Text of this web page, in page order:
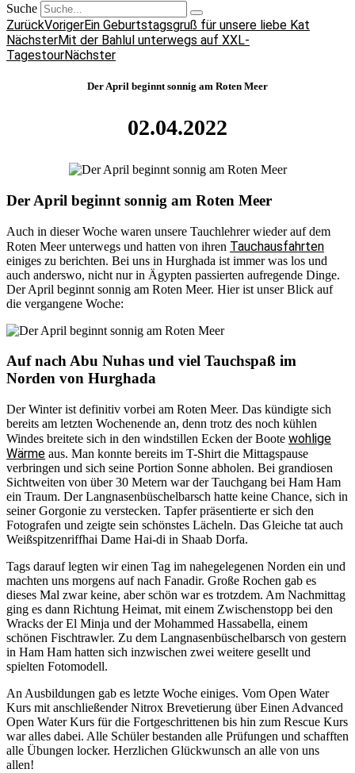
Suche
ZurückVorigerEin Geburtstagsgruß für unsere liebe Kat
NächsterMit der Bahlul unterwegs auf XXL-
TagestourNächster
Der April beginnt sonnig am Roten Meer
02.04.2022
Der April beginnt sonnig am Roten Meer
Auch in dieser Woche waren unsere Tauchlehrer wieder auf dem
Roten Meer unterwegs und hatten von ihren Tauchausfahrten
einiges zu berichten. Bei uns in Hurghada ist immer was los und
auch anderswo, nicht nur in Ägypten passierten aufregende Dinge.
Der April beginnt sonnig am Roten Meer. Hier ist unser Blick auf
die vergangene Woche:
Auf nach Abu Nuhas und viel Tauchspaß im
Norden von Hurghada
Der Winter ist definitiv vorbei am Roten Meer. Das kündigte sich
bereits am letzten Wochenende an, denn trotz des noch kühlen
Windes breitete sich in den windstillen Ecken der Boote wohlige
Wärme aus. Man konnte bereits im T-Shirt die Mittagspause
verbringen und sich seine Portion Sonne abholen. Bei grandiosen
Sichtweiten von über 30 Metern war der Tauchgang bei Ham Ham
ein Traum. Der Langnasenbüschelbarsch hatte keine Chance, sich in
seiner Gorgonie zu verstecken. Tapfer präsentierte er sich den
Fotografen und zeigte sein schönstes Lächeln. Das Gleiche tat auch
Weißspitzenriffhai Dame Hai-di in Shaab Dorfa.
Tags darauf legten wir einen Tag im nahegelegenen Norden ein und
machten uns morgens auf nach Fanadir. Große Rochen gab es
dieses Mal zwar keine, aber schön war es trotzdem. Am Nachmittag
ging es dann Richtung Heimat, mit einem Zwischenstopp bei den
Wracks der El Minja und der Mohammed Hassabella, einem
schönen Fischtrawler. Zu dem Langnasenbüschelbarsch von gestern
in Ham Ham hatten sich inzwischen zwei weitere gesellt und
spielten Fotomodell.
An Ausbildungen gab es letzte Woche einiges. Vom Open Water
Kurs mit anschließender Nitrox Brevetierung über Einen Advanced
Open Water Kurs für die Fortgeschrittenen bis hin zum Rescue Kurs
war alles dabei. Alle Schüler bestanden alle Prüfungen und schafften
alle Übungen locker. Herzlichen Glückwunsch an alle von uns
allen!